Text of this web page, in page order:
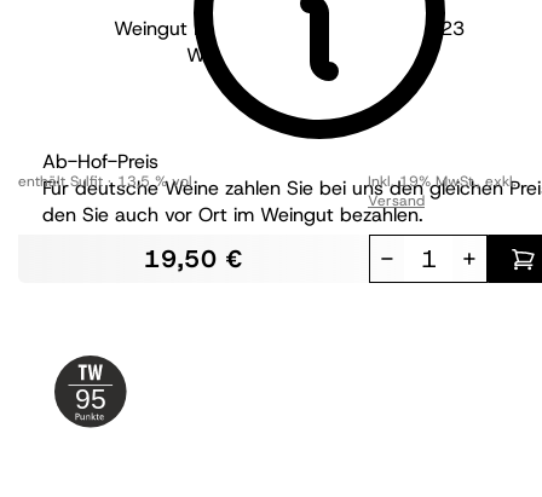
Weingut Martin Waßmer - Baden
2023
Weisser Burgunder SW
trocken
Ab-Hof-Preis
Für deutsche Weine zahlen Sie bei uns den gleichen
den Sie auch vor Ort im Weingut bezahlen.
enthält Sulfit 13,5 % vol
19,50 €
Inkl. 19% MwSt.,exkl.
Versand
- +
95